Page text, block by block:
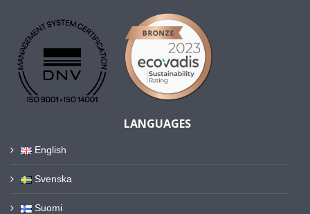
LANGUAGES
English
Svenska
Suomi